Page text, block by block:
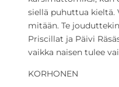
siellä puhuttua kieltä.
mitään. Te
Priscillat ja Päivi
vaikka naisen tulee
KORHONEN